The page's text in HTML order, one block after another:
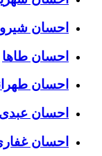
احسان
احسان طاها
احسان
احسان عبدی
احسان